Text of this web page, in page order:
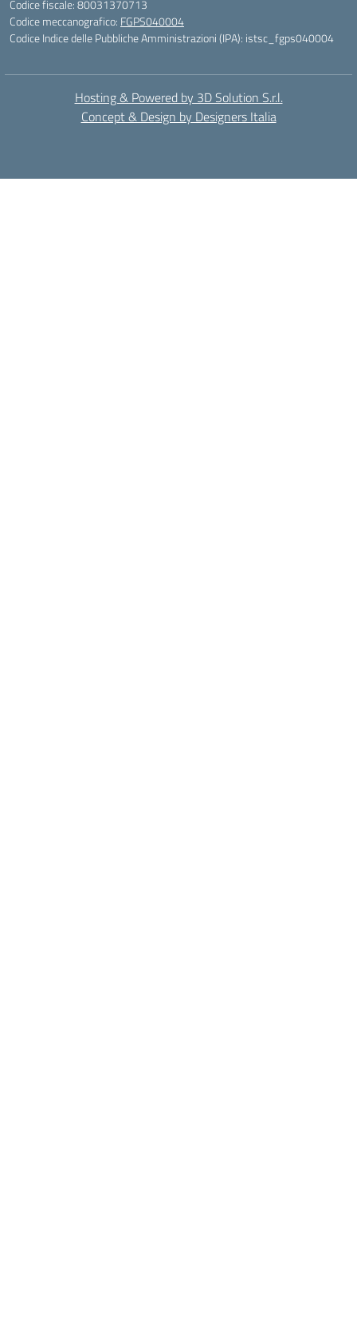
Codice fiscale: 80031370713
Codice meccanografico: FGPS040004
Codice Indice delle Pubbliche Amministrazioni (IPA): istsc_fgps040004
Hosting & Powered by 3D Solution S.r.l.
Concept & Design by Designers Italia